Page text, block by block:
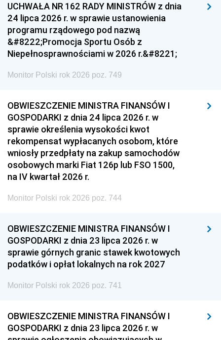
UCHWAŁA NR 162 RADY MINISTRÓW z dnia
24 lipca 2026 r. w sprawie ustanowienia
programu rządowego pod nazwą
&#8222;Promocja Sportu Osób z
Niepełnosprawnościami w 2026 r.&#8221;
Monitor Polski rok 2026 poz. 749
OBWIESZCZENIE MINISTRA FINANSÓW I
GOSPODARKI z dnia 24 lipca 2026 r. w
sprawie określenia wysokości kwot
rekompensat wypłacanych osobom, które
wniosły przedpłaty na zakup samochodów
osobowych marki Fiat 126p lub FSO 1500,
na IV kwartał 2026 r.
Monitor Polski rok 2026 poz. 744
OBWIESZCZENIE MINISTRA FINANSÓW I
GOSPODARKI z dnia 23 lipca 2026 r. w
sprawie górnych granic stawek kwotowych
podatków i opłat lokalnych na rok 2027
Monitor Polski rok 2026 poz. 741
OBWIESZCZENIE MINISTRA FINANSÓW I
GOSPODARKI z dnia 23 lipca 2026 r. w